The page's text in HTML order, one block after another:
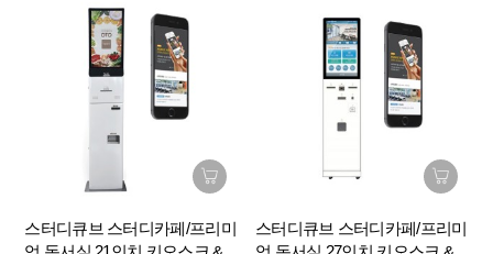
스터디큐브 스터디카페/프리미
스터디큐브 스터디카페/프리미